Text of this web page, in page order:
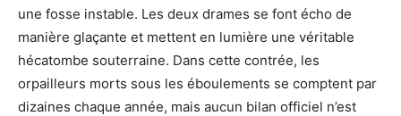
une fosse instable. Les deux drames se font écho de
manière glaçante et mettent en lumière une véritable
hécatombe souterraine. Dans cette contrée, les
orpailleurs morts sous les éboulements se comptent par
dizaines chaque année, mais aucun bilan officiel n’est